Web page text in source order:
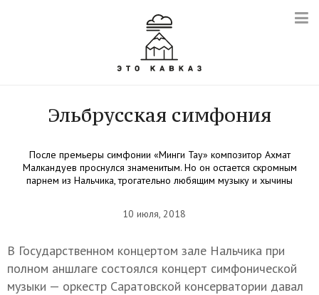
Эльбрусская симфония
После премьеры симфонии «Минги Тау» композитор Ахмат
Малкандуев проснулся знаменитым. Но он остается скромным
парнем из Нальчика, трогательно любящим музыку и хычины
10 июля, 2018
В Государственном концертом зале Нальчика при
полном аншлаге состоялся концерт симфонической
музыки — оркестр Саратовской консерватории давал